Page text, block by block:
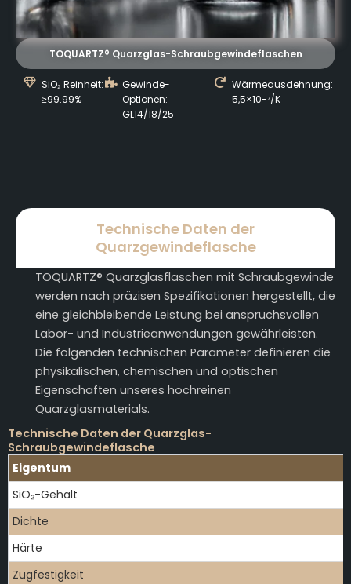
TOQUARTZ® Quarzglas-Schraubgewindeflaschen
SiO₂ Reinheit:
≥99.99%
Gewinde-
Optionen:
GL14/18/25
Wärmeausdehnung:
5,5×10-⁷/K
Technische Daten der
Quarzgewindeflasche
TOQUARTZ® Quarzglasflaschen mit Schraubgewinde
werden nach präzisen Spezifikationen hergestellt, die
eine gleichbleibende Leistung bei anspruchsvollen
Labor- und Industrieanwendungen gewährleisten.
Die folgenden technischen Parameter definieren die
physikalischen, chemischen und optischen
Eigenschaften unseres hochreinen
Quarzglasmaterials.
Technische Daten der Quarzglas-
Schraubgewindeflasche
Eigentum
SiO₂-Gehalt
Dichte
Härte
Zugfestigkeit